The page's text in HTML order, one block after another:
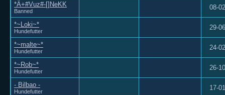
*Ä+#Vuz#-[]NeKK
Banned 08-
*~Loki~*
Hundefutter 29-
*~malte~*
Hundefutter 24-
*~Rob~*
Hundefutter 26-
- Bilbao -
Hundefutter 17-